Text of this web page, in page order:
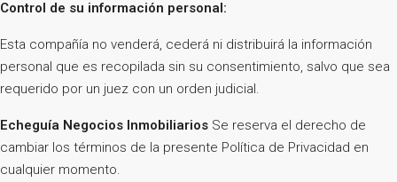
Control de su información personal:
Esta compañía no venderá, cederá ni distribuirá la información
personal que es recopilada sin su consentimiento, salvo que sea
requerido por un juez con un orden judicial.
Echeguía Negocios Inmobiliarios Se reserva el derecho de
cambiar los términos de la presente Política de Privacidad en
cualquier momento.